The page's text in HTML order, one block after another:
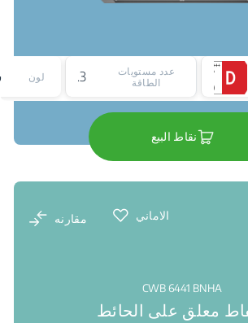
عدد مستويات
الطاقة
3 لون
نقاط البيع
الاماني مقارنه
CWB 6441 BNHA
معلق على الحائط